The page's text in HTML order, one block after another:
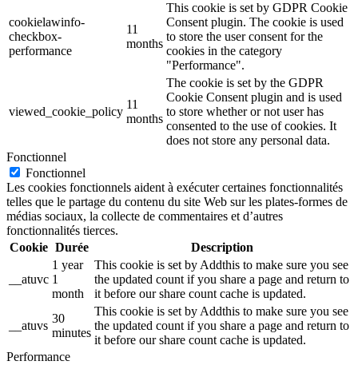
cookielawinfo-
checkbox-
performance
11
months
This cookie is set by GDPR Cookie
Consent plugin. The cookie is used
to store the user consent for the
cookies in the category
"Performance".
viewed_cookie_policy
11
months
The cookie is set by the GDPR
Cookie Consent plugin and is used
to store whether or not user has
consented to the use of cookies. It
does not store any personal data.
Fonctionnel
Fonctionnel
Les cookies fonctionnels aident à exécuter certaines fonctionnalités
telles que le partage du contenu du site Web sur les plates-formes de
médias sociaux, la collecte de commentaires et d’autres
fonctionnalités tierces.
Cookie Durée Description
__atuvc
1 year
1
month
This cookie is set by Addthis to make sure you see
the updated count if you share a page and return to
it before our share count cache is updated.
__atuvs
30
minutes
This cookie is set by Addthis to make sure you see
the updated count if you share a page and return to
it before our share count cache is updated.
Performance